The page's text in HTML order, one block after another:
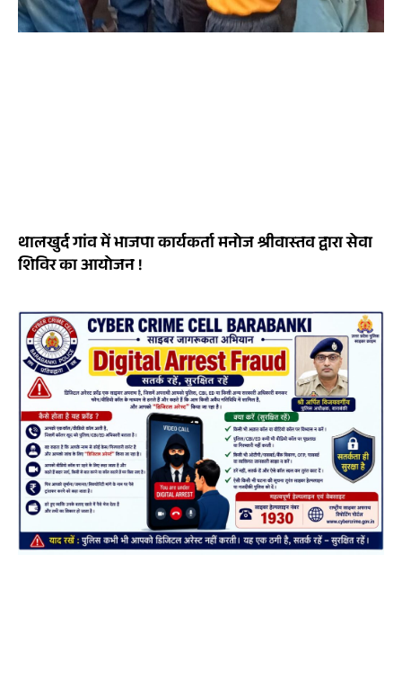
थालखुर्द गांव में भाजपा कार्यकर्ता मनोज श्रीवास्तव द्वारा सेवा
शिविर का आयोजन !